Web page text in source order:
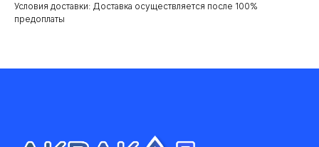
Условия доставки: Доставка осуществляется после 100%
предоплаты